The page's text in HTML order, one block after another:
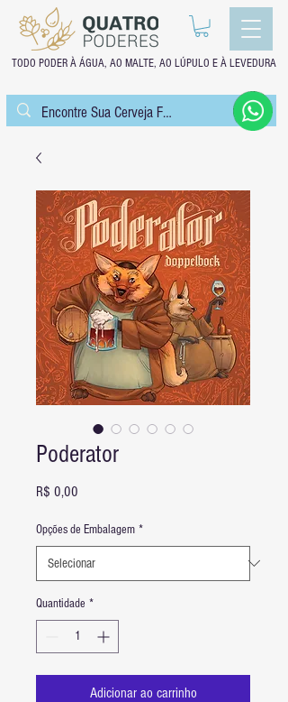
TODO PODER À ÁGUA, AO MALTE, AO LÚPULO E À LEVEDURA
Poderator
R$ 0,00
Opções de Embalagem *
Quantidade *
Adicionar ao carrinho